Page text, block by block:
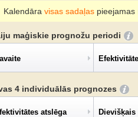
Kalendāravisas sadaļas
maģiskie prognožu periodi
4 individuālās prognozes
atslēga Dievišķais